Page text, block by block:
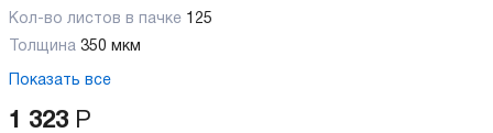
Кол-во листов в пачке 125
Толщина 350 мкм
Показать все
1 323 Р